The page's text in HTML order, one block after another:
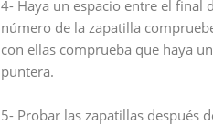
4- Haya un espacio entre el final
número de la zapatilla
con ellas comprueba que haya
puntera.
5- Probar las zapatillas después